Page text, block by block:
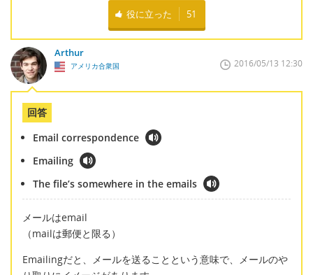
役に立った 51
Arthur
アメリカ合衆国 2016/05/13 12:30
回答
Email correspondence
Emailing
The file’s somewhere in the emails
メールはemail
（mailは郵便と限る）
Emailingだと、メールを送ることという意味で、メールのや